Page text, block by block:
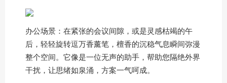
办公场景：在紧张的会议间隙，或是灵感枯竭的午
后，轻轻旋转逗万香薰笔，檀香的沉稳气息瞬间弥漫
整个空间。它像是一位无声的助手，帮助您隔绝外界
干扰，让思绪如泉涌，方案一气呵成。